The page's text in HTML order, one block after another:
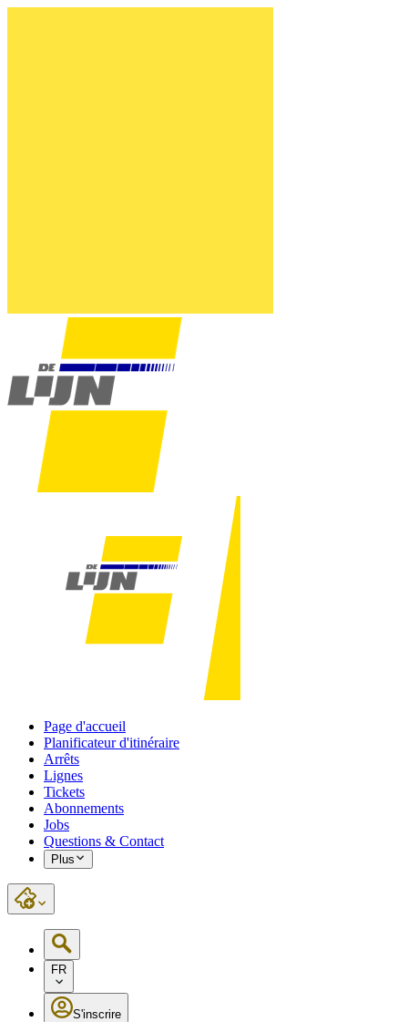
Page d'accueil
Planificateur d'itinéraire
Arrêts
Lignes
Tickets
Abonnements
Jobs
Questions & Contact
Plus
FR
S'inscrire